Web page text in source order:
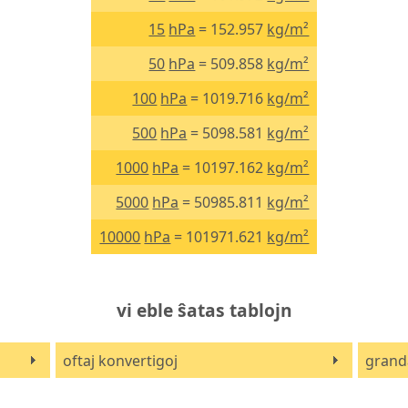
15 hPa = 152.957 kg/m²
50 hPa = 509.858 kg/m²
100 hPa = 1019.716 kg/m²
500 hPa = 5098.581 kg/m²
1000 hPa = 10197.162 kg/m²
5000 hPa = 50985.811 kg/m²
10000 hPa = 101971.621 kg/m²
vi eble ŝatas tablojn
oftaj konvertigoj